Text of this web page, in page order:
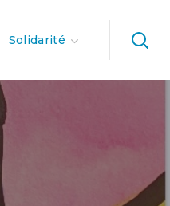
Solidarité